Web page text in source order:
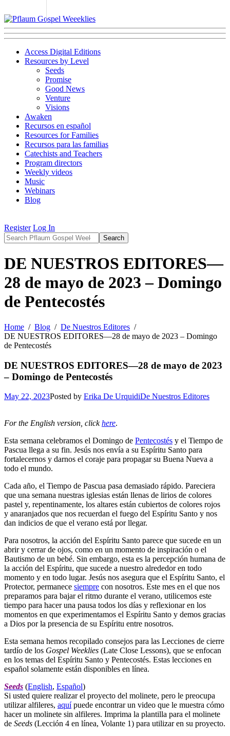
Access Digital Editions
Resources by Level
Seeds
Promise
Good News
Venture
Visions
Awaken
Recursos en español
Resources for Families
Recursos para las familias
Catechists and Teachers
Program directors
Weekly videos
Music
Webinars
Blog
Register Log In
Search
DE NUESTROS EDITORES—
28 de mayo de 2023 – Domingo
de Pentecostés
Home Blog
De Nuestros Editores
DE NUESTROS EDITORES—28 de mayo de 2023 – Domingo
de Pentecostés
DE NUESTROS EDITORES—28 de mayo de 2023
– Domingo de Pentecostés
May 22, 2023Posted by Erika De UrquidiDe Nuestros Editores
For the English version, clickhere.
Esta semana celebramos el Domingo de Pentecostés y el Tiempo de
Pascua llega a su fin. Jesús nos envía a su Espíritu Santo para
fortalecernos y darnos el coraje para propagar su Buena Nueva a
todo el mundo.
Cada año, el Tiempo de Pascua pasa demasiado rápido. Pareciera
que una semana nuestras iglesias están llenas de lirios de colores
pastel y, repentinamente, los altares están cubiertos de colores rojos
y anaranjados que nos recuerdan el fuego del Espíritu Santo y nos
dan indicios de que el verano está por llegar.
Para nosotros, la acción del Espíritu Santo parece que sucede en un
abrir y cerrar de ojos, como en un momento de inspiración o el
Bautismo de un bebé. Sin embargo, esta es la percepción humana de
la acción del Espíritu, que sucede a nuestro alrededor en todo
momento y en todo lugar. Jesús nos asegura que el Espíritu Santo, el
Protector, permanece siempre con nosotros. Este mes en el que nos
preparamos para bajar el ritmo durante el verano, utilicemos este
tiempo para hacer una pausa todos los días y reflexionar en los
momentos en que experimentamos el Espíritu Santo y demos gracias
a Dios por la presencia de su Espíritu entre nosotros.
Esta semana hemos recopilado consejos para las Lecciones de cierre
tardío de los Gospel Weeklies (Late Close Lessons), que se enfocan
en los temas del Espíritu Santo y Pentecostés. Estas lecciones en
español solamente están disponibles en línea.
Seeds (English, Español)
Si usted quiere realizar el proyecto del molinete, pero le preocupa
utilizar alfileres, aquípuede encontrar un video que le muestra cómo
hacer un molinete sin alfileres. Imprima la plantilla para el molinete
de Seeds (Lección 4 en línea, Volante 1) para utilizar en su proyecto.